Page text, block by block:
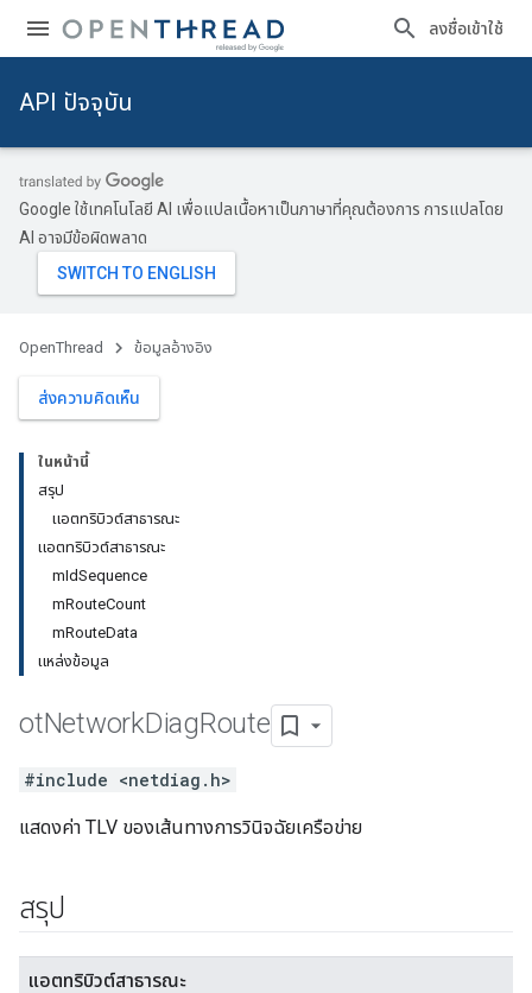
ลงชื่อเข้าใช้
API ปัจจุบัน
Google ใช้เทคโนโลยี AI เพื่อแปลเนื้อหาเป็นภาษาที่คุณต้องการ การแปลโดย
AI อาจมีข้อผิดพลาด
OpenThread ข้อมูลอ้างอิง
ส่งความคิดเห็น
ในหน้านี้
สรุป
แอตทริบิวต์สาธารณะ
แอตทริบิวต์สาธารณะ
mIdSequence
mRouteCount
mRouteData
แหล่งข้อมูล
otNetworkDiagRoute
#include <netdiag.h>
แสดงค่า TLV ของเส้นทางการวินิจฉัยเครือข่าย
สรุป
แอตทริบิวต์สาธารณะ